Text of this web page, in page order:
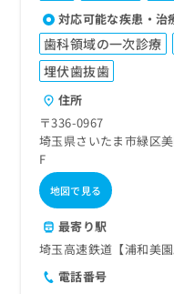
対応可能な疾患・治
歯科領域の一次診療
埋伏歯抜歯
住所
〒336-0967
埼玉県さいたま市緑区
F
地図で見る
最寄り駅
埼玉高速鉄道【浦和美
電話番号